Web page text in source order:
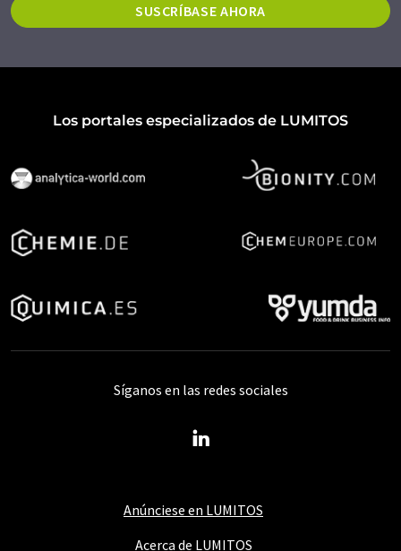
SUSCRÍBASE AHORA
Los portales especializados de LUMITOS
Anúnciese en LUMITOS
Acerca de LUMITOS
Síganos en las redes sociales